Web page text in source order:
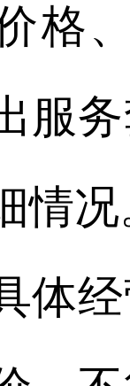
格
服
情况
经